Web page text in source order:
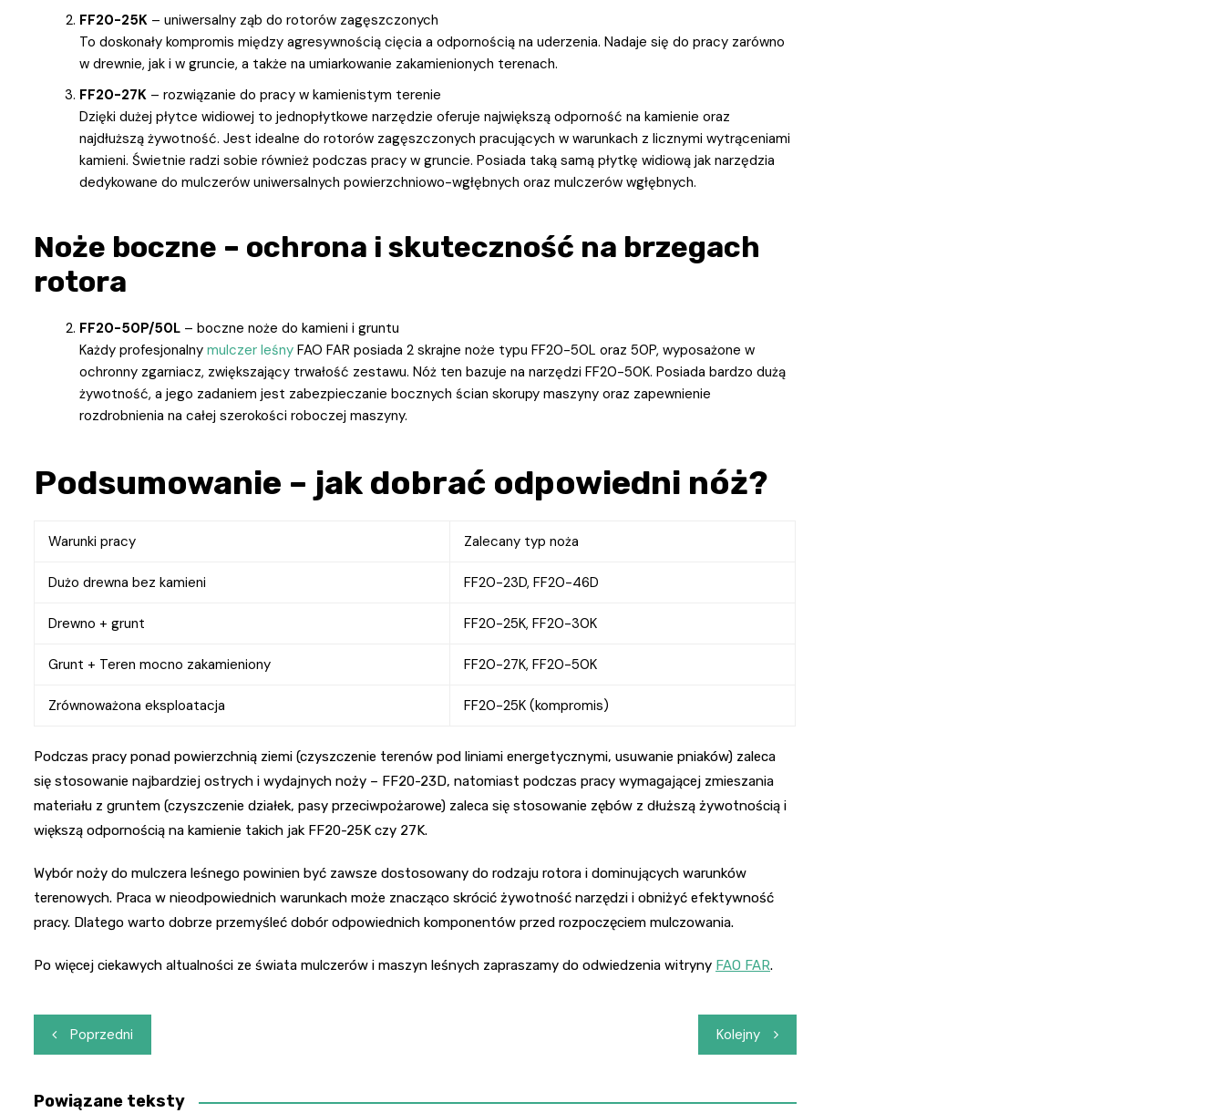
FF20-25K – uniwersalny ząb do rotorów zagęszczonych
To doskonały kompromis między agresywnością cięcia a odpornością na uderzenia. Nadaje się do pracy zarówno
w drewnie, jak i w gruncie, a także na umiarkowanie zakamienionych terenach.
FF20-27K – rozwiązanie do pracy w kamienistym terenie
Dzięki dużej płytce widiowej to jednopłytkowe narzędzie oferuje największą odporność na kamienie oraz
najdłuższą żywotność. Jest idealne do rotorów zagęszczonych pracujących w warunkach z licznymi wytrąceniami
kamieni. Świetnie radzi sobie również podczas pracy w gruncie. Posiada taką samą płytkę widiową jak narzędzia
dedykowane do mulczerów uniwersalnych powierzchniowo-wgłębnych oraz mulczerów wgłębnych.
Noże boczne – ochrona i skuteczność na brzegach
rotora
FF20-50P/50L – boczne noże do kamieni i gruntu
Każdy profesjonalny mulczer leśny FAO FAR posiada 2 skrajne noże typu FF20-50L oraz 50P, wyposażone w
ochronny zgarniacz, zwiększający trwałość zestawu. Nóż ten bazuje na narzędzi FF20-50K. Posiada bardzo dużą
żywotność, a jego zadaniem jest zabezpieczanie bocznych ścian skorupy maszyny oraz zapewnienie
rozdrobnienia na całej szerokości roboczej maszyny.
Podsumowanie – jak dobrać odpowiedni nóż?
Warunki pracy Zalecany typ noża
Dużo drewna bez kamieni FF20-23D, FF20-46D
Drewno + grunt FF20-25K, FF20-30K
Grunt + Teren mocno zakamieniony FF20-27K, FF20-50K
Zrównoważona eksploatacja FF20-25K (kompromis)
Podczas pracy ponad powierzchnią ziemi (czyszczenie terenów pod liniami energetycznymi, usuwanie pniaków) zaleca
się stosowanie najbardziej ostrych i wydajnych noży – FF20-23D, natomiast podczas pracy wymagającej zmieszania
materiału z gruntem (czyszczenie działek, pasy przeciwpożarowe) zaleca się stosowanie zębów z dłuższą żywotnością i
większą odpornością na kamienie takich jak FF20-25K czy 27K.
Wybór noży do mulczera leśnego powinien być zawsze dostosowany do rodzaju rotora i dominujących warunków
terenowych. Praca w nieodpowiednich warunkach może znacząco skrócić żywotność narzędzi i obniżyć efektywność
pracy. Dlatego warto dobrze przemyśleć dobór odpowiednich komponentów przed rozpoczęciem mulczowania.
Po więcej ciekawych altualności ze świata mulczerów i maszyn leśnych zapraszamy do odwiedzenia witryny FAO FAR.
Nawigacja
wpisu
Poprzedni Kolejny
Powiązane teksty